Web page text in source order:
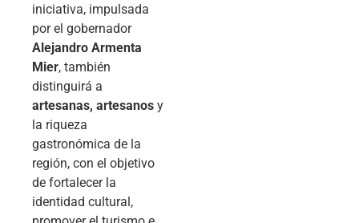
iniciativa, impulsada
por el gobernador
Alejandro Armenta
Mier, también
distinguirá a
artesanas, artesanos y
la riqueza
gastronómica de la
región, con el objetivo
de fortalecer la
identidad cultural,